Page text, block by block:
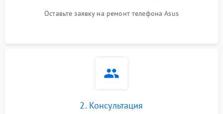
Оставьте заявку на ремонт телефона Asus
2. Консультация